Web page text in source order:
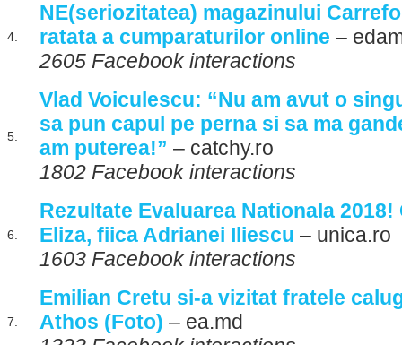
4.
NE(seriozitatea) magazinului
ratata a cumparaturilor online –
2605 Facebook interactions
5.
Vlad Voiculescu: “Nu am avut o
sa pun capul pe perna si sa ma
am puterea!” – catchy.ro
1802 Facebook interactions
6.
Rezultate Evaluarea Nationala 2018!
Eliza, fiica Adrianei Iliescu – unica.ro
1603 Facebook interactions
7.
Emilian Cretu si-a vizitat fratele
Athos (Foto) – ea.md